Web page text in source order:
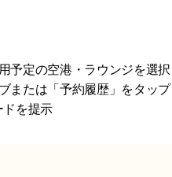
予定の空港・ラウンジを選択
または「予約履歴」をタップ
を提示